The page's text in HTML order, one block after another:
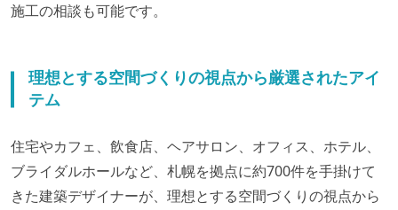
施工の相談も可能です。
理想とする空間づくりの視点から厳選されたアイ
テム
住宅やカフェ、飲食店、ヘアサロン、オフィス、ホテル、
ブライダルホールなど、札幌を拠点に約700件を手掛けて
きた建築デザイナーが、理想とする空間づくりの視点から